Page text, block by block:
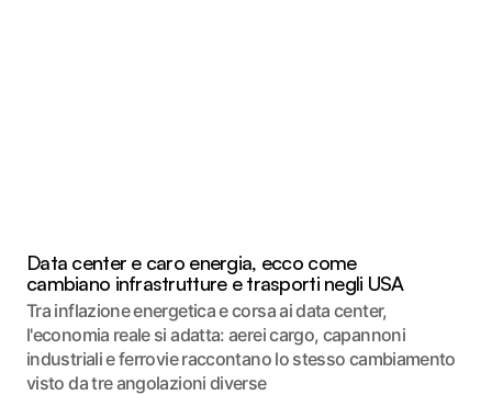
Data center e caro energia, ecco come
cambiano infrastrutture e trasporti negli USA
Tra inflazione energetica e corsa ai data center,
l'economia reale si adatta: aerei cargo, capannoni
industriali e ferrovie raccontano lo stesso cambiamento
visto da tre angolazioni diverse